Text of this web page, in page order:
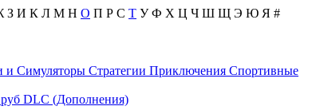
З И К Л М Н О П Р С Т У Ф Х Ц Ч Ш Щ Э Ю Я #
и Симуляторы Стратегии Приключения Спортивные
DLC (Дополнения)